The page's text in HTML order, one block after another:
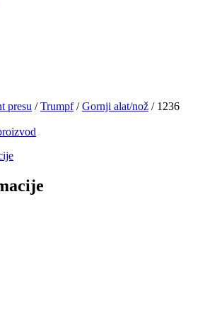
presu /Trumpf/Gornji alat/nož / 1236